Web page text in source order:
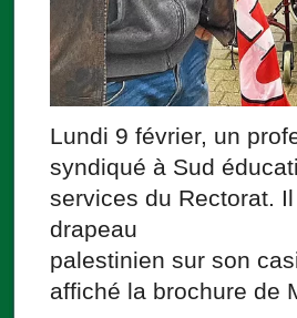
Lundi 9 février, un
syndiqué à Sud
services du Rectorat.
drapeau
palestinien sur son
affiché la brochure de